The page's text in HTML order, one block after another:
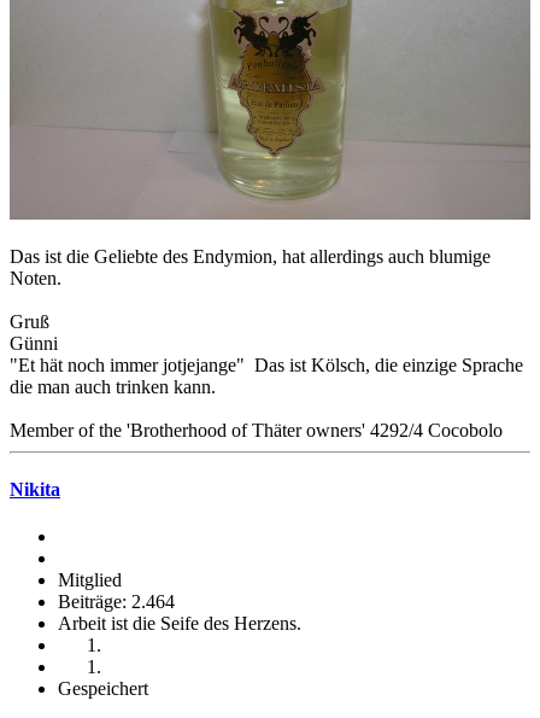
Das ist die Geliebte des Endymion, hat allerdings auch blumige
Noten.
Gruß
Günni
"Et hät noch immer jotjejange" Das ist Kölsch, die einzige Sprache
die man auch trinken kann.
Member of the 'Brotherhood of Thäter owners' 4292/4 Cocobolo
Nikita
Mitglied
Beiträge: 2.464
Arbeit ist die Seife des Herzens.
Gespeichert